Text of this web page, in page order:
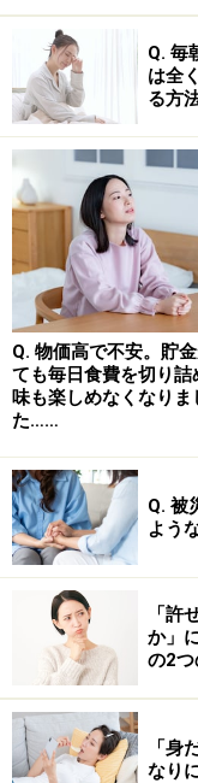
ても、なかなかつ
で、心の深層が発
して、「カラーセ
ある「色」を見る
たり、無性に惹き
思いだしたりする
「色」の刺激が心
つき、心の表面に
今の自分が、とく
てみましょう。す
意味を解読し、
自分」の方向性を
誰でも簡単
ン・サークル
では、さっそく
う。「カラーセラ
が、これからご紹
カウンセリングで
サークル」という
Q. 毎
は全
る方
Q. 物価高で不安。貯
ても毎日食費を切り詰
味も楽しめなくなりま
た……
Q. 被
よう
「許
か」
の2つ
「身
なり